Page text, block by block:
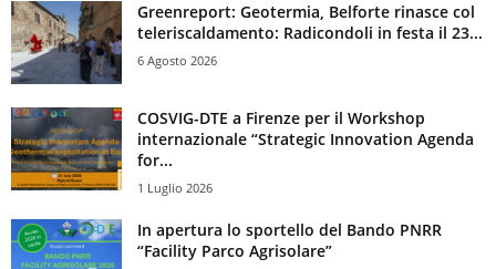
Greenreport: Geotermia, Belforte rinasce col
teleriscaldamento: Radicondoli in festa il 23...
6 Agosto 2026
COSVIG-DTE a Firenze per il Workshop
internazionale “Strategic Innovation Agenda
for...
1 Luglio 2026
In apertura lo sportello del Bando PNRR
“Facility Parco Agrisolare”